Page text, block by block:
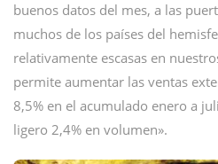
buenos datos del mes, a las
muchos de los países del
relativamente escasas en
permite aumentar las ventas
8,5% en el acumulado enero a
ligero 2,4% en volumen».